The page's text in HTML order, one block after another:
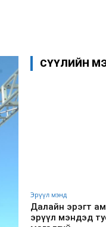
СҮҮЛИЙН
Эрүүл мэнд
Далайн эрэгт
эрүүл мэндэд